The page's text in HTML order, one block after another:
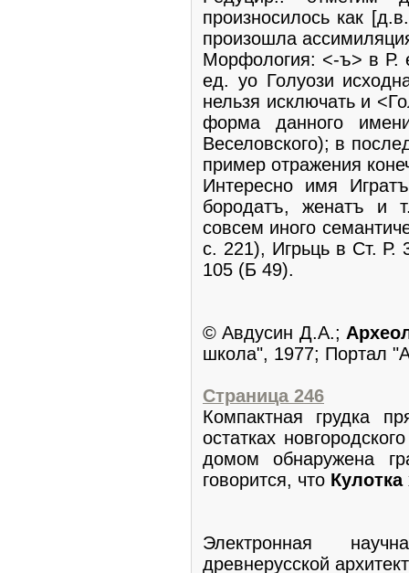
произносилось как
произошла
Морфология: <-ъ> в Р.
ед. уо Голуози
нельзя исключать и
форма данного
Веселовского); в
пример отражения
Интересно имя
бородатъ, женатъ и
совсем иного
с. 221), Игрьць в Ст.
105 (Б 49).
© Авдусин Д.А.;
школа", 1977; Портал
Страница 246
Компактная грудка
остатках
домом обнаружена
говорится, что Кулотка
Электронная
древнерусской